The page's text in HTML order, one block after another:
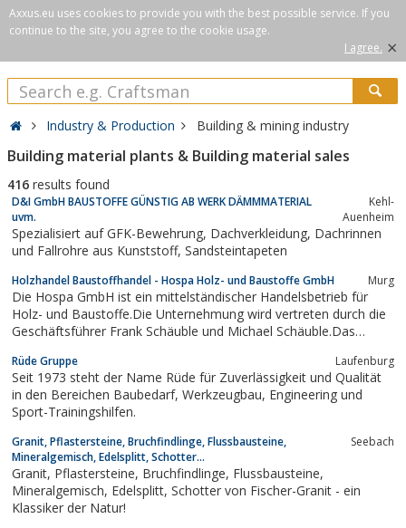
Axxus.eu uses cookies to provide you with the best possible service. If you
continue to the site, you agree to the cookie usage.
I agree. ×
Industry & Production Building & mining industry
Building material plants & Building material sales
416 results found
D&I GmbH BAUSTOFFE GÜNSTIG AB WERK DÄMMMATERIAL
uvm.
Kehl-
Auenheim
Spezialisiert auf GFK-Bewehrung, Dachverkleidung, Dachrinnen
und Fallrohre aus Kunststoff, Sandsteintapeten
Holzhandel Baustoffhandel - Hospa Holz- und Baustoffe GmbH Murg
Die Hospa GmbH ist ein mittelständischer Handelsbetrieb für
Holz- und Baustoffe.Die Unternehmung wird vertreten durch die
Geschäftsführer Frank Schäuble und Michael Schäuble.Das
Ehrlichkeit und dem menschlichen Umgang miteinander
geführt.Erfahren Sie mehr über...
Rüde Gruppe Laufenburg
Seit 1973 steht der Name Rüde für Zuverlässigkeit und Qualität
in den Bereichen Baubedarf, Werkzeugbau, Engineering und
Sport-Trainingshilfen.
Granit, Pflastersteine, Bruchfindlinge, Flussbausteine,
Mineralgemisch, Edelsplitt, Schotter...
Seebach
Granit, Pflastersteine, Bruchfindlinge, Flussbausteine,
Mineralgemisch, Edelsplitt, Schotter von Fischer-Granit - ein
Klassiker der Natur!